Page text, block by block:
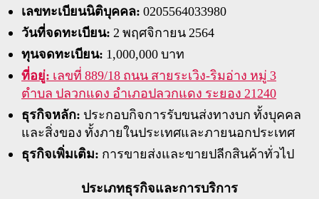
เลขทะเบียนนิติบุคคล: 0205564033980
วันที่จดทะเบียน: 2 พฤศจิกายน 2564
ทุนจดทะเบียน: 1,000,000 บาท
ที่อยู่: เลขที่ 889/18 ถนน สายระเวิง-ริมอ่าง หมู่ 3
ตำบล ปลวกแดง อำเภอปลวกแดง ระยอง 21240
ธุรกิจหลัก: ประกอบกิจการรับขนส่งทางบก ทั้งบุคคล
และสิ่งของ ทั้งภายในประเทศและภายนอกประเทศ
ธุรกิจเพิ่มเติม: การขายส่งและขายปลีกสินค้าทั่วไป
ประเภทธุรกิจและการบริการ